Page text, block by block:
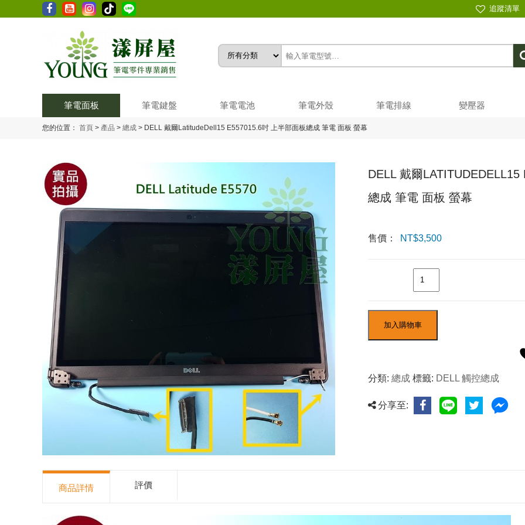
追蹤清單
筆電面板 筆電鍵盤 筆電電池 筆電外殼 筆電排線 變壓器
您的位置： 首頁 > 產品 > 總成 > DELL 戴爾LatitudeDell15 E557015.6吋 上半部面板總成 筆電 面板 螢幕
DELL 戴爾
總成 筆電 面板 螢幕
售價： NT$3,500
加入購物車
分類:總成 標籤: DELL 觸控總成
分享至:
商品詳情 評價